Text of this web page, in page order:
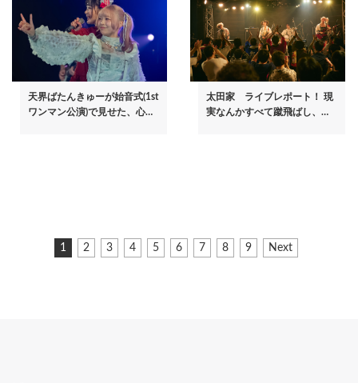
天界ばたんきゅーが始音式(1st
ワンマン公演)で見せた、心…
太田家 ライブレポート！ 現
実なんかすべて蹴飛ばし、…
カ
1
ペ
2
ペ
3
ペ
4
ペ
5
ペ
6
ペ
7
ペ
8
ペ
9
次
Next